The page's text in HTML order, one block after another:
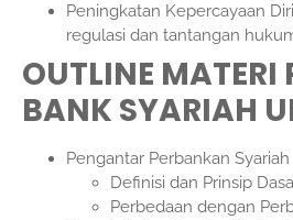
Peningkatan Kepercayaan
regulasi dan tantangan
OUTLINE MATERI
BANK SYARIAH
Pengantar Perbankan Syariah
Definisi dan Prinsip
Perbedaan dengan